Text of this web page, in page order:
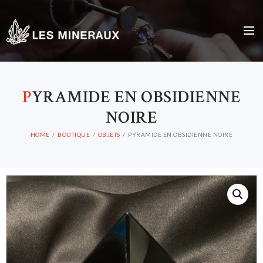
PYRAMIDE EN OBSIDIENNE
NOIRE
HOME BOUTIQUE OBJETS PYRAMIDE EN OBSIDIENNE NOIRE